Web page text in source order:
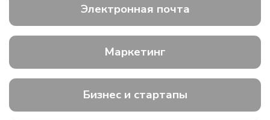
Электронная почта
Маркетинг
Бизнес и стартапы